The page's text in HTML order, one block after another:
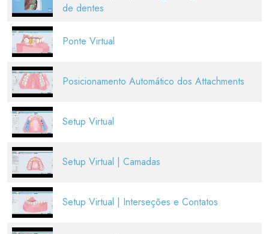
de dentes
Ponte Virtual
Posicionamento Automático dos Attachments
Setup Virtual
Setup Virtual | Camadas
Setup Virtual | Interseções e Contatos